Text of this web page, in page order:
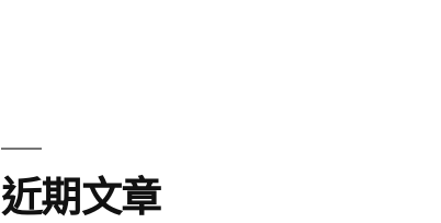
近期文章